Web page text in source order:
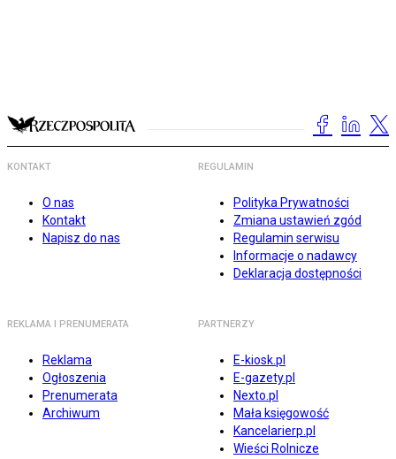
KONTAKT
O nas
Kontakt
Napisz do nas
REGULAMIN
Polityka Prywatności
Zmiana ustawień zgód
Regulamin serwisu
Informacje o nadawcy
Deklaracja dostępności
REKLAMA I PRENUMERATA
Reklama
Ogłoszenia
Prenumerata
Archiwum
PARTNERZY
E-kiosk.pl
E-gazety.pl
Nexto.pl
Mała księgowość
Kancelarierp.pl
Wieści Rolnicze